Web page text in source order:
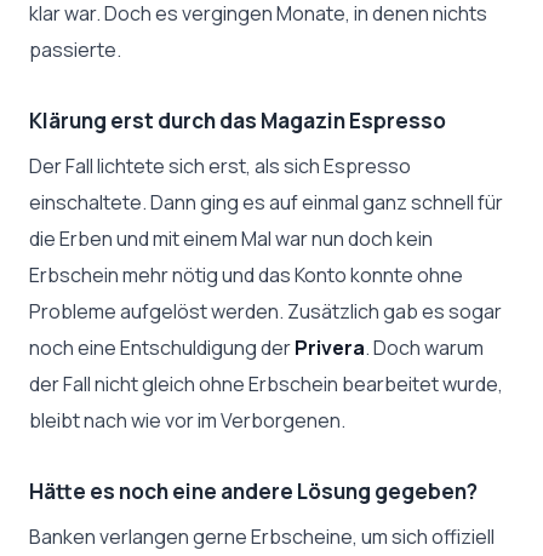
klar war. Doch es vergingen Monate, in denen nichts
passierte.
Klärung erst durch das Magazin Espresso
Der Fall lichtete sich erst, als sich Espresso
einschaltete. Dann ging es auf einmal ganz schnell für
die Erben und mit einem Mal war nun doch kein
Erbschein mehr nötig und das Konto konnte ohne
Probleme aufgelöst werden. Zusätzlich gab es sogar
noch eine Entschuldigung derPrivera. Doch warum
der Fall nicht gleich ohne Erbschein bearbeitet wurde,
bleibt nach wie vor im Verborgenen.
Hätte es noch eine andere Lösung gegeben?
Banken verlangen gerne Erbscheine, um sich offiziell